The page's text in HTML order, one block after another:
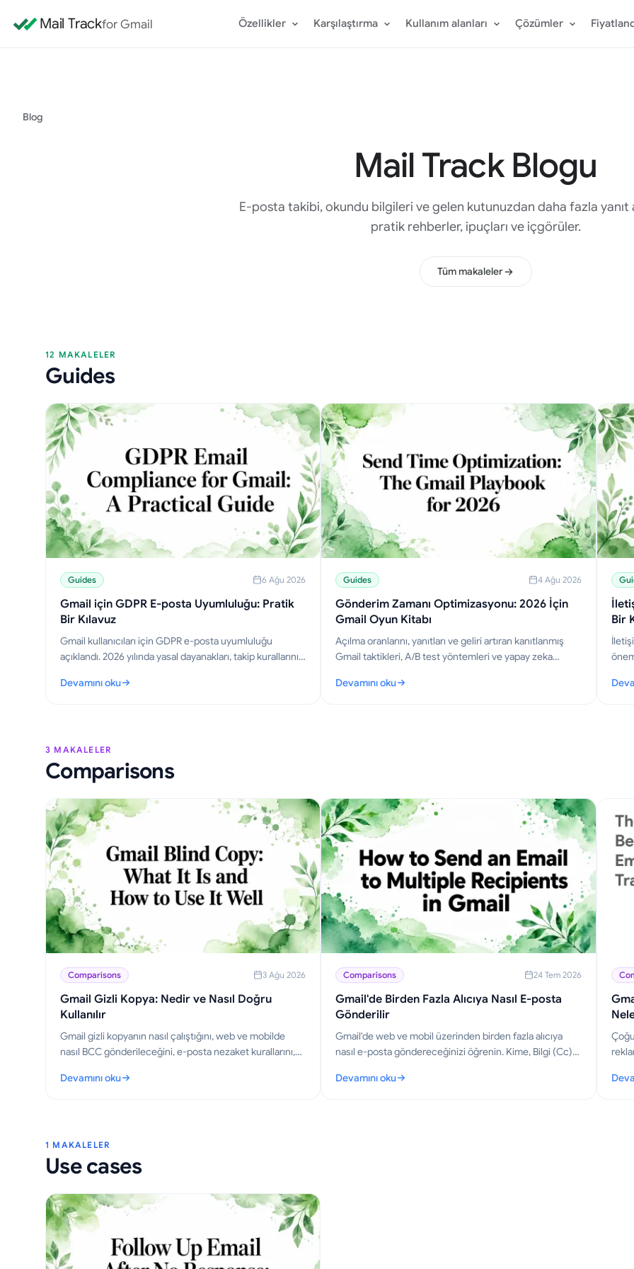
Mail Trackfor Gmail Özellikler Karşılaştırma Kullanım alanları Çözümler
Blog
Mail Track Blogu
E-posta takibi, okundu bilgileri ve gelen kutunuzdan daha fazla yanıt
pratik rehberler, ipuçları ve içgörüler.
Tüm makaleler
12 MAKALELER
Guides
Guides 6 Ağu 2026
Gmail için GDPR E-posta Uyumluluğu: Pratik
Bir Kılavuz
Gmail kullanıcıları için GDPR e-posta uyumluluğu
açıklandı. 2026 yılında yasal dayanakları, takip kurallarını
atılması gereken pratik adımları öğrenin.
Devamını oku
: Gmail için GDPR E-posta Uyumluluğu: Pratik Bir Kılavuz
Guides 4 Ağu 2026
Gönderim Zamanı Optimizasyonu: 2026 İçin
Gmail Oyun Kitabı
Açılma oranlarını, yanıtları ve geliri artıran kanıtlanmış
Gmail taktikleri, A/B test yöntemleri ve yapay zeka
optimizasyonunda ustalaşın.
Devamını oku
: Gönderim Zamanı Optimizasyonu: 2026 İçin Gmail Oyun Kitabı
Bir
:
3 MAKALELER
Comparisons
Comparisons 3 Ağu 2026
Gmail Gizli Kopya: Nedir ve Nasıl Doğru
Kullanılır
Gmail gizli kopyanın nasıl çalıştığını, web ve mobilde
nasıl BCC gönderileceğini, e-posta nezaket kurallarını,
uygulamaları öğrenin.
Devamını oku
: Gmail Gizli Kopya: Nedir ve Nasıl Doğru Kullanılır
Comparisons 24 Tem 2026
Gmail'de Birden Fazla Alıcıya Nasıl E-posta
Gönderilir
Gmail'de web ve mobil üzerinden birden fazla alıcıya
nasıl e-posta göndereceğinizi öğrenin. Kime, Bilgi (Cc)
toplu gönderim yapın ve açılmaları takip edin.
Devamını oku
: Gmail'de Birden Fazla Alıcıya Nasıl E-posta Gönderilir :
1 MAKALELER
Use cases